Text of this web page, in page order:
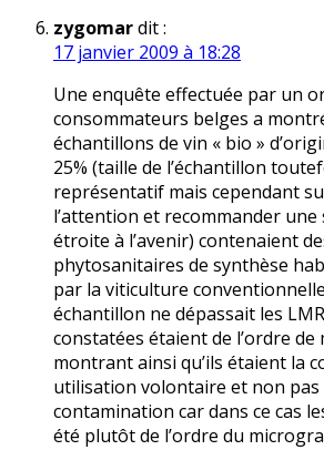
zygomardit :
17 janvier 2009 à 18:28
Une enquête effectuée par un
consommateurs belges a
échantillons de vin « bio »
25% (taille de l’échantillon
représentatif mais cependant
l’attention et recommander
étroite à l’avenir) contenaient
phytosanitaires de synthèse
par la viticulture
échantillon ne dépassait les
constatées étaient de l’ordre
montrant ainsi qu’ils étaient la
utilisation volontaire et non pas
contamination car dans ce cas
été plutôt de l’ordre du